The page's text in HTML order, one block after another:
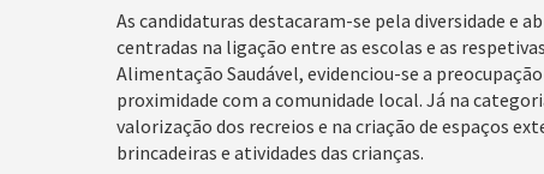
As candidaturas destacaram-se pela diversidade e
centradas na ligação entre as escolas e as
Alimentação Saudável, evidenciou-se a
proximidade com a comunidade local. Já na
valorização dos recreios e na criação de espaços
brincadeiras e atividades das crianças.